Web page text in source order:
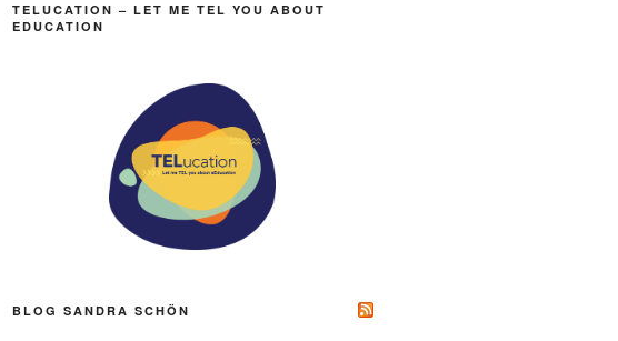
TELUCATION – LET ME TEL YOU ABOUT
EDUCATION
BLOG SANDRA SCHÖN